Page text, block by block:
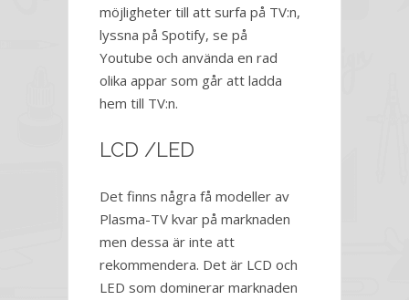
möjligheter till att surfa på TV:n,
lyssna på Spotify, se på
Youtube och använda en rad
olika appar som går att ladda
hem till TV:n.
LCD /LED
Det finns några få modeller av
Plasma-TV kvar på marknaden
men dessa är inte att
rekommendera. Det är LCD och
LED som dominerar marknaden